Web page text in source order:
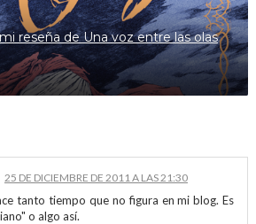
reseña de Una voz entre las olas
25 DE DICIEMBRE DE 2011 A LAS 21:30
tanto tiempo que no figura en mi blog. Es
o algo así.